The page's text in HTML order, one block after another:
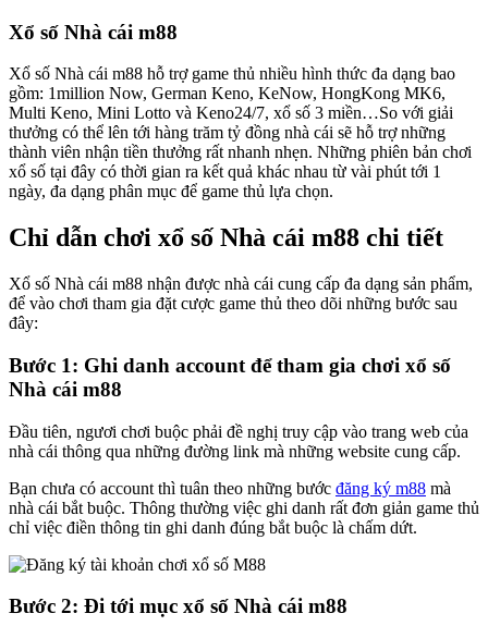
Xổ số Nhà cái m88
Xổ số Nhà cái m88 hỗ trợ game thủ nhiều hình thức đa dạng bao
gồm: 1million Now, German Keno, KeNow, HongKong MK6,
Multi Keno, Mini Lotto và Keno24/7, xổ số 3 miền…So với giải
thưởng có thể lên tới hàng trăm tỷ đồng nhà cái sẽ hỗ trợ những
thành viên nhận tiền thưởng rất nhanh nhẹn. Những phiên bản chơi
xổ số tại đây có thời gian ra kết quả khác nhau từ vài phút tới 1
ngày, đa dạng phân mục để game thủ lựa chọn.
Chỉ dẫn chơi xổ số Nhà cái m88 chi tiết
Xổ số Nhà cái m88 nhận được nhà cái cung cấp đa dạng sản phẩm,
để vào chơi tham gia đặt cược game thủ theo dõi những bước sau
đây:
Bước 1: Ghi danh account để tham gia chơi xổ số
Nhà cái m88
Đầu tiên, ngươi chơi buộc phải đề nghị truy cập vào trang web của
nhà cái thông qua những đường link mà những website cung cấp.
Bạn chưa có account thì tuân theo những bước đăng ký m88 mà
nhà cái bắt buộc. Thông thường việc ghi danh rất đơn giản game thủ
chỉ việc điền thông tin ghi danh đúng bắt buộc là chấm dứt.
Bước 2: Đi tới mục xổ số Nhà cái m88